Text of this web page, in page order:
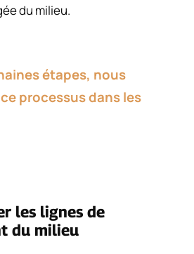
du milieu.
étapes, nous
processus dans les
les lignes de
du milieu